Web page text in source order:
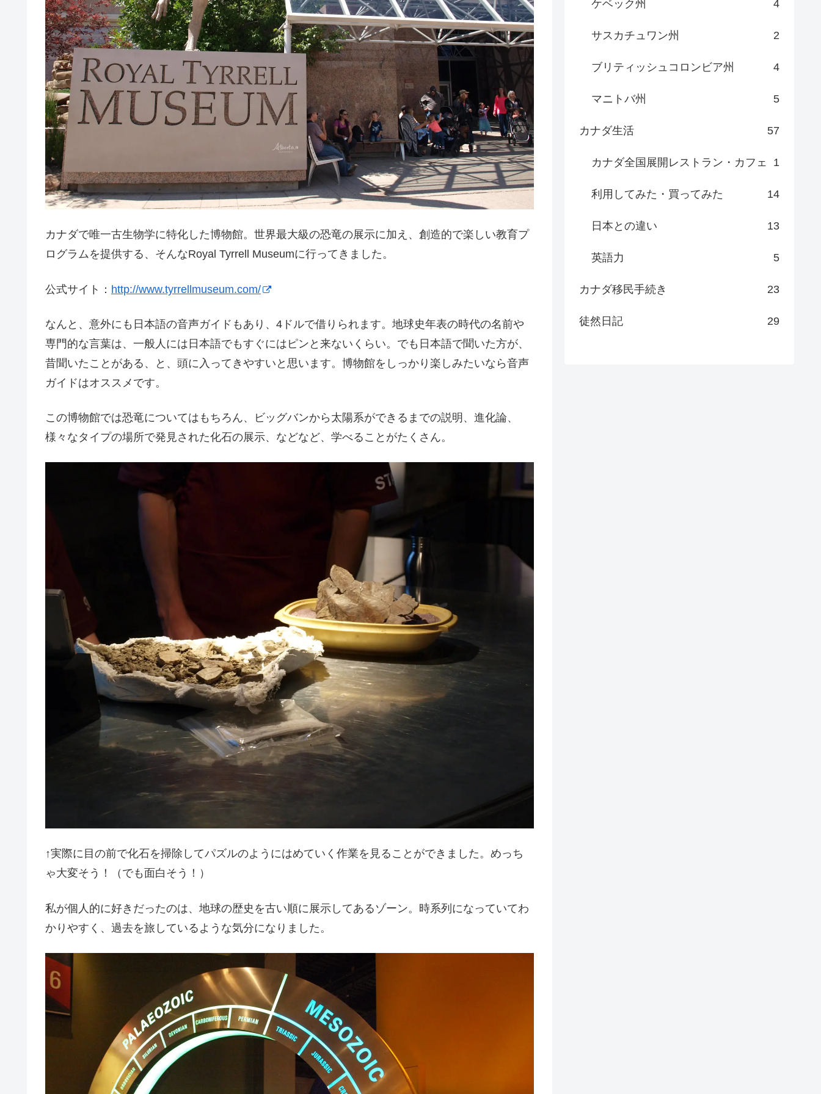
カナダで唯一古生物学に特化した博物館。世界最大級の恐竜の展示に加え、創造的で楽しい教育プ
ログラムを提供する、そんなRoyal Tyrrell Museumに行ってきました。
公式サイト： http://www.tyrrellmuseum.com/
なんと、意外にも日本語の音声ガイドもあり、4ドルで借りられます。地球史年表の時代の名前や
専門的な言葉は、一般人には日本語でもすぐにはピンと来ないくらい。でも日本語で聞いた方が、
昔聞いたことがある、と、頭に入ってきやすいと思います。博物館をしっかり楽しみたいなら音声
ガイドはオススメです。
この博物館では恐竜についてはもちろん、ビッグバンから太陽系ができるまでの説明、進化論、
様々なタイプの場所で発見された化石の展示、などなど、学べることがたくさん。
↑実際に目の前で化石を掃除してパズルのようにはめていく作業を見ることができました。めっち
ゃ大変そう！（でも面白そう！）
私が個人的に好きだったのは、地球の歴史を古い順に展示してあるゾーン。時系列になっていてわ
かりやすく、過去を旅しているような気分になりました。
ケベック州 4
サスカチュワン州 2
ブリティッシュコロンビア州 4
マニトバ州 5
カナダ生活 57
カナダ全国展開レストラン・カフェ 1
利用してみた・買ってみた 14
日本との違い 13
英語力 5
カナダ移民手続き 23
徒然日記 29